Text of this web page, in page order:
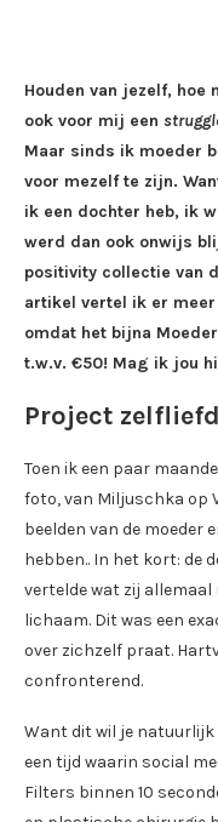
Houden van jezelf, hoe
ook voor mij een
Maar sinds ik moeder
voor mezelf te zijn.
ik een dochter heb, ik
werd dan ook onwijs
positivity collectie van
artikel vertel ik er
omdat het bijna
t.w.v. €50! Mag ik jou
Project
Toen ik een paar
foto, van Miljuschka op
beelden van de moeder
hebben.. In het kort: de
vertelde wat zij allemaal
lichaam. Dit was een
over zichzelf praat.
confronterend.
Want dit wil je natuurlijk
een tijd waarin social
Filters binnen 10